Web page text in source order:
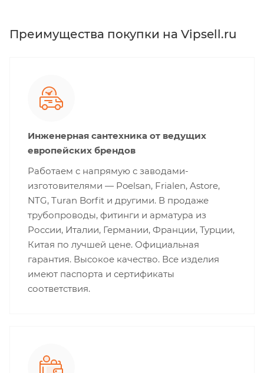
Преимущества покупки на Vipsell.ru
Инженерная сантехника от ведущих
европейских брендов
Работаем с напрямую с заводами-
изготовителями — Poelsan, Frialen, Astore,
NTG, Turan Borfit и другими. В продаже
трубопроводы, фитинги и арматура из
России, Италии, Германии, Франции, Турции,
Китая по лучшей цене. Официальная
гарантия. Высокое качество. Все изделия
имеют паспорта и сертификаты
соответствия.